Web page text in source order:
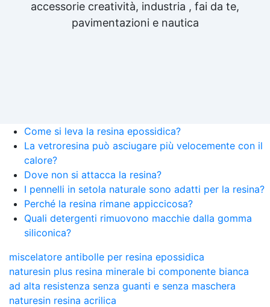
accessorie creatività, industria , fai da te,
pavimentazioni e nautica
Come si leva la resina epossidica?
La vetroresina può asciugare più velocemente con il
calore?
Dove non si attacca la resina?
I pennelli in setola naturale sono adatti per la resina?
Perché la resina rimane appiccicosa?
Quali detergenti rimuovono macchie dalla gomma
siliconica?
miscelatore antibolle per resina epossidica
naturesin plus resina minerale bi componente bianca
ad alta resistenza senza guanti e senza maschera
naturesin resina acrilica